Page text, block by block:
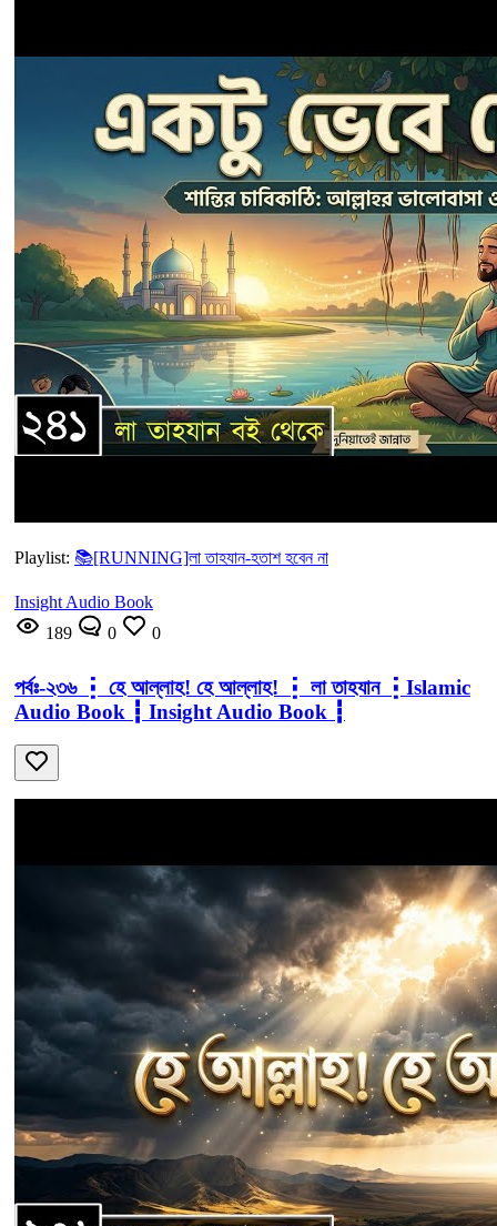
Playlist: 📚[RUNNING]লা তাহযান-হতাশ হবেন না
Insight Audio Book
189
0 0
পর্বঃ-২৩৬ ┇ হে আল্লাহ! হে আল্লাহ! ┇ লা তাহযান ┇Islamic
Audio Book ┇ Insight Audio Book ┇